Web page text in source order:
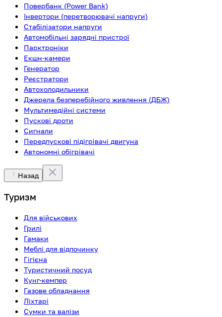
Повербанк (Power Bank)
Інвертори (перетворювачі напруги)
Стабілізатори напруги
Автомобільні зарядні пристрої
Парктроніки
Екшн-камери
Генератор
Реєстратори
Автохолодильники
Джерела безперебійного живлення (ДБЖ)
Мультимедійні системи
Пускові дроти
Сигнали
Передпускові підігрівачі двигуна
Автономні обігрівачі
Назад
Туризм
Для військових
Грилі
Гамаки
Меблі для відпочинку
Гігієна
Туристичний посуд
Кунг-кемпер
Газове обладнання
Ліхтарі
Сумки та валізи